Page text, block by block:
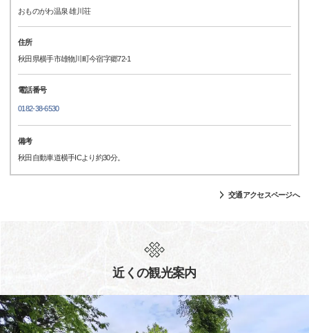
おものがわ温泉 雄川荘
住所
秋田県横手市雄物川町今宿字郷72-1
電話番号
0182-38-6530
備考
秋田自動車道横手ICより約30分。
交通アクセスページへ
近くの観光案内